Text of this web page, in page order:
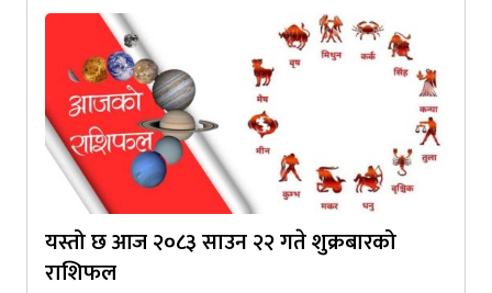
यस्तो छ आज २०८३ साउन २२ गते शुक्रबारको
राशिफल